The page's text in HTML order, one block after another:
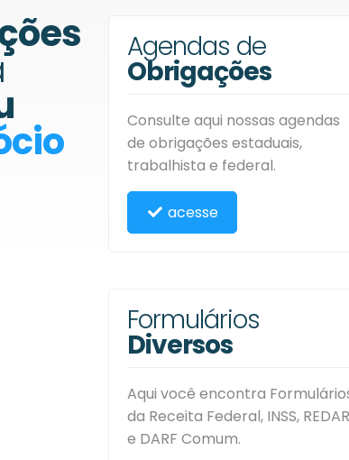
Agendas de
Obrigações
Consulte aqui nossas agendas
de obrigações estaduais,
trabalhista e federal.
acesse
Formulários
Diversos
Aqui você encontra
da Receita Federal, INSS,
e DARF Comum.